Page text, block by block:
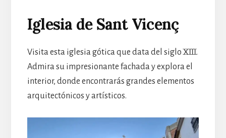
Iglesia de Sant Vicenç
Visita esta iglesia gótica que data del siglo XIII.
Admira su impresionante fachada y explora el
interior, donde encontrarás grandes elementos
arquitectónicos y artísticos.